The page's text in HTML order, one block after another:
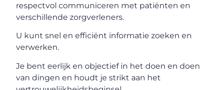
respectvol communiceren met patiënten en
verschillende zorgverleners.
U kunt snel en efficiënt informatie zoeken en
verwerken.
Je bent eerlijk en objectief in het doen en doen
van dingen en houdt je strikt aan het